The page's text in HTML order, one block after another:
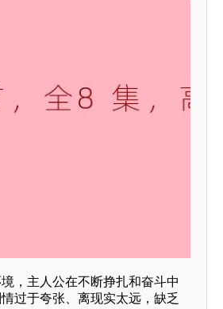
，主人公在不断挣扎和奋斗中
过于夸张、离现实太远，缺乏